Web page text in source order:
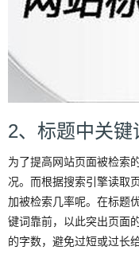
2、标题中关键
为了提高网站页面被检索
况。而根据搜索引擎读取
加被检索几率呢。在标题
键词靠前，以此突出页面
的字数，避免过短或过长